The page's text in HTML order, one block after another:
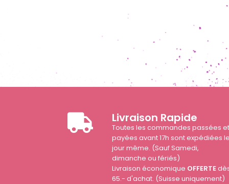
Livraison Rapide
Toutes les commandes passées
payées avant 17h sont expédiées
jour même. (Sauf Samedi,
dimanche ou fériés)
Livraison économique OFFERTE
65.- d'achat. (Suisse uniquement)